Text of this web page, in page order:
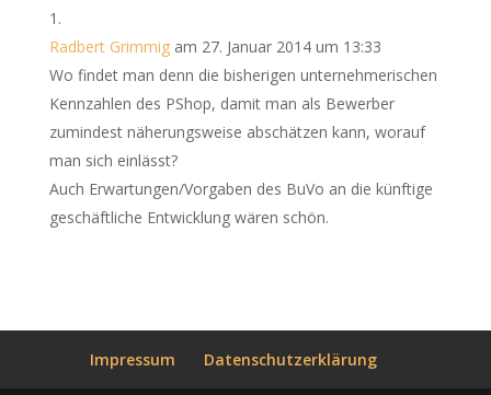
Radbert Grimmig am 27. Januar 2014 um 13:33
Wo findet man denn die bisherigen unternehmerischen
Kennzahlen des PShop, damit man als Bewerber
zumindest näherungsweise abschätzen kann, worauf
man sich einlässt?
Auch Erwartungen/Vorgaben des BuVo an die künftige
geschäftliche Entwicklung wären schön.
Impressum Datenschutzerklärung